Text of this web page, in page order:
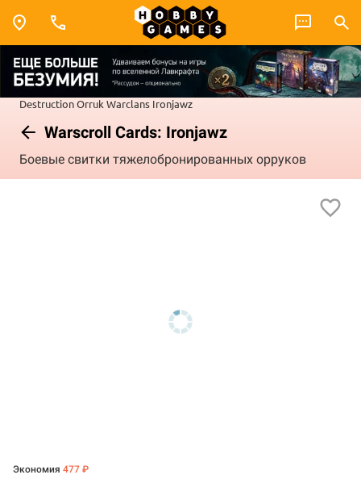
DestructionOrruk Warclans Ironjawz
Warscroll Cards: Ironjawz
Боевые свитки тяжелобронированных орруков
Экономия 477 ₽